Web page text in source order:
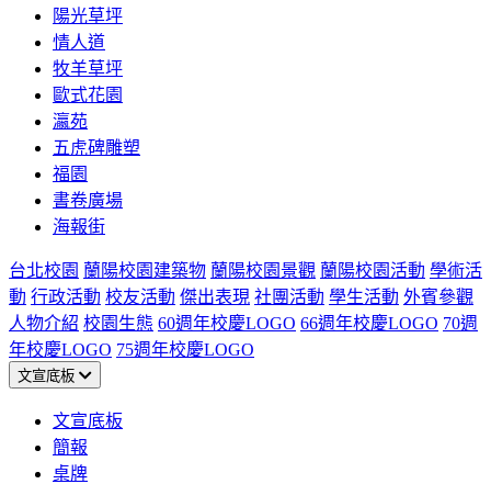
陽光草坪
情人道
牧羊草坪
歐式花園
瀛苑
五虎碑雕塑
福園
書卷廣場
海報街
台北校園 蘭陽校園建築物 蘭陽校園景觀 蘭陽校園活動 學術活
動 行政活動 校友活動 傑出表現 社團活動 學生活動 外賓參觀
人物介紹 校園生態 60週年校慶LOGO 66週年校慶LOGO 70週
年校慶LOGO 75週年校慶LOGO
文宣底板
文宣底板
簡報
桌牌